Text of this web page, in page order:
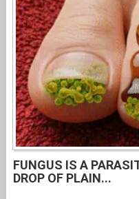
FUNGUS IS A
DROP OF PLAIN...